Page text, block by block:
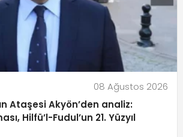
08 Ağustos 2026
Ataşesi Akyön’den analiz:
Hilfü’l-Fudul’un 21. Yüzyıl